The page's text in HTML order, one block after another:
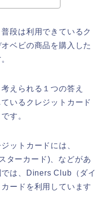
段は利用できているク
ベビの商品を購入した
えられる１つの答え
いるクレジットカード
す。
ットカードには、
ターカード)、などがあ
は、Diners Club（ダイ
ードを利用しています